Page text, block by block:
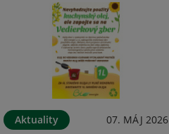
Aktuality 07. MÁJ 2026